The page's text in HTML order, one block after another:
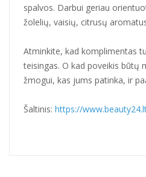
spalvos. Darbui geriau
žolelių, vaisių, citrusų
Atminkite, kad komplimentas
teisingas. O kad poveikis būtų
žmogui, kas jums patinka, ir
Šaltinis: https://